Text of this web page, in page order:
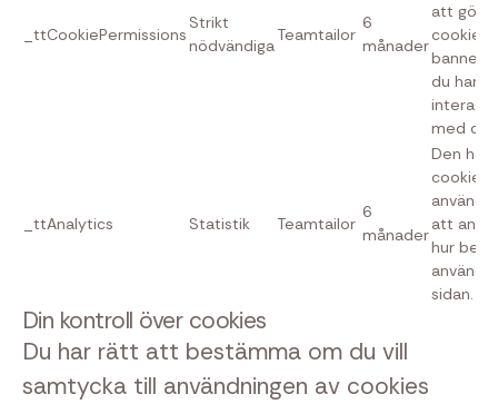
_ttCookiePermissions
Strikt
nödvändiga
Teamtailor
6
månader
att
cookie-
bannern
du har
med
_ttAnalytics Statistik Teamtailor
6
månader
Den här
cookien
används
att
hur
sidan.
Din kontroll över cookies
Du har rätt att bestämma om du vill
samtycka till användningen av cookies